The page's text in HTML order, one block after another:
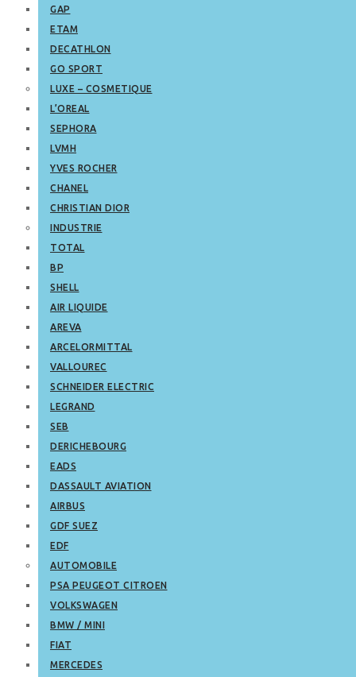
GAP
ETAM
DECATHLON
GO SPORT
LUXE – COSMETIQUE
L’OREAL
SEPHORA
LVMH
YVES ROCHER
CHANEL
CHRISTIAN DIOR
INDUSTRIE
TOTAL
BP
SHELL
AIR LIQUIDE
AREVA
ARCELORMITTAL
VALLOUREC
SCHNEIDER ELECTRIC
LEGRAND
SEB
DERICHEBOURG
EADS
DASSAULT AVIATION
AIRBUS
GDF SUEZ
EDF
AUTOMOBILE
PSA PEUGEOT CITROEN
VOLKSWAGEN
BMW / MINI
FIAT
MERCEDES